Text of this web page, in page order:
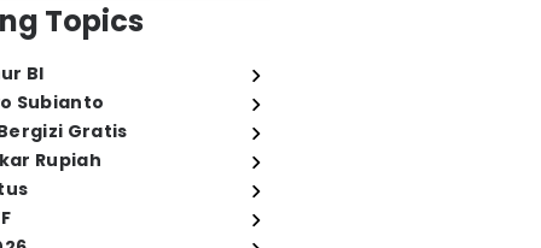
Topics
BI
Subianto
Gratis
Rupiah